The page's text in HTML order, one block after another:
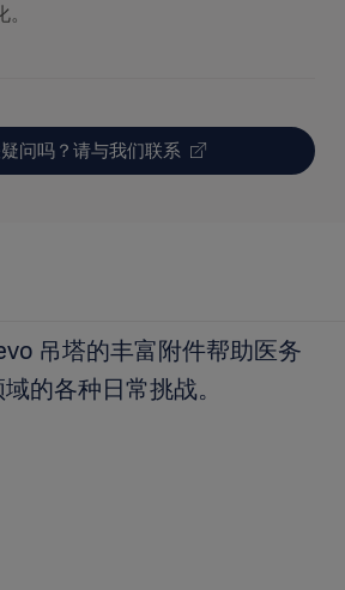
问吗？请与我们联系
吊塔的丰富附件帮助医务
的各种日常挑战。